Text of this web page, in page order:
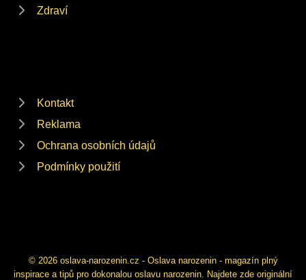
Zdraví
Kontakt
Reklama
Ochrana osobních údajů
Podmínky použití
© 2026 oslava-narozenin.cz - Oslava narozenin - magazín plný
inspirace a tipů pro dokonalou oslavu narozenin. Najdete zde originální